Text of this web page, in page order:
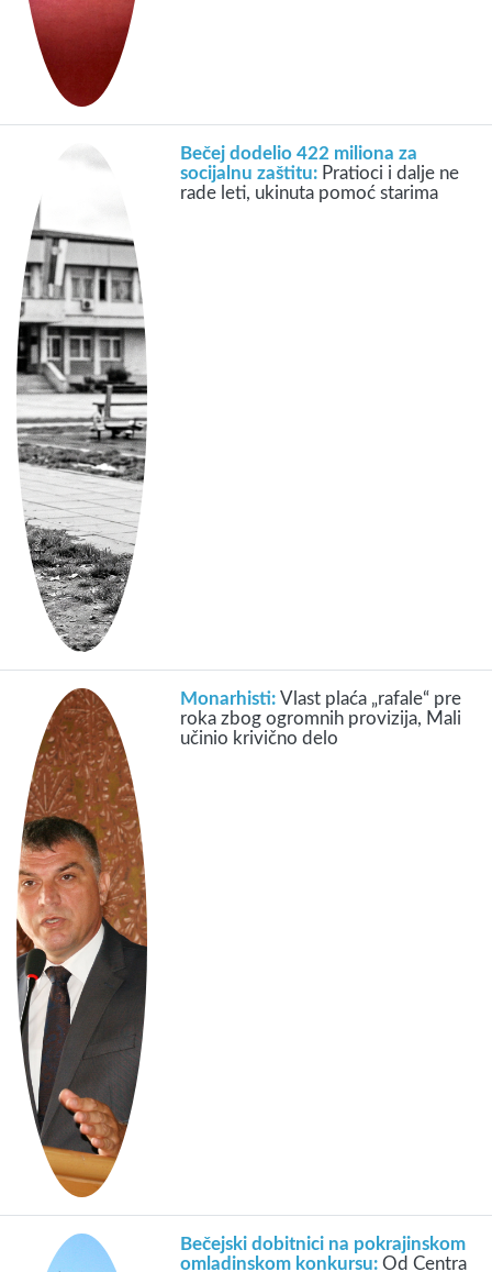
Bečej dodelio 422 miliona za
socijalnu zaštitu: Pratioci i dalje ne
rade leti, ukinuta pomoć starima
Monarhisti:Vlast plaća „rafale“ pre
roka zbog ogromnih provizija, Mali
učinio krivično delo
Bečejski dobitnici na pokrajinskom
omladinskom konkursu:Od Centra